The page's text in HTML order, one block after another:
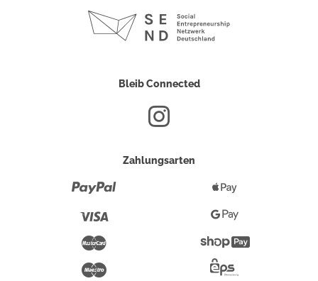
Bleib Connected
Zahlungsarten
Maestro
Pay
Google
Pay